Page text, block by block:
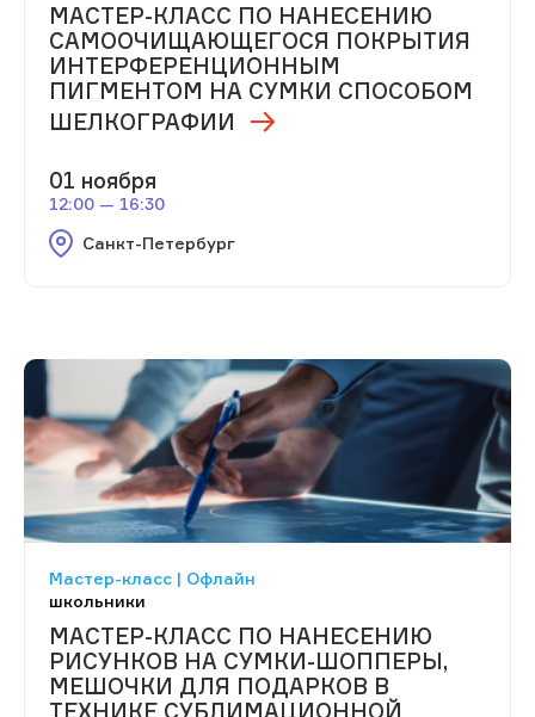
МАСТЕР-КЛАСС ПО НАНЕСЕНИЮ
САМООЧИЩАЮЩЕГОСЯ ПОКРЫТИЯ
ИНТЕРФЕРЕНЦИОННЫМ
ПИГМЕНТОМ НА СУМКИ СПОСОБОМ
ШЕЛКОГРАФИИ
01 ноября
12:00 — 16:30
Санкт-Петербург
Мастер-класс | Офлайн
школьники
МАСТЕР-КЛАСС ПО НАНЕСЕНИЮ
РИСУНКОВ НА СУМКИ-ШОППЕРЫ,
МЕШОЧКИ ДЛЯ ПОДАРКОВ В
ТЕХНИКЕ СУБЛИМАЦИОННОЙ